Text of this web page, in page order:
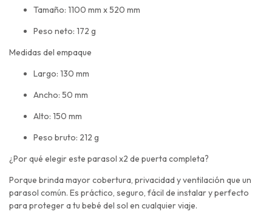
Tamaño: 1100 mm x 520 mm
Peso neto: 172 g
Medidas del empaque
Largo: 130 mm
Ancho: 50 mm
Alto: 150 mm
Peso bruto: 212 g
¿Por qué elegir este parasol x2 de puerta completa?
Porque brinda mayor cobertura, privacidad y ventilación que un
parasol común. Es práctico, seguro, fácil de instalar y perfecto
para proteger a tu bebé del sol en cualquier viaje.